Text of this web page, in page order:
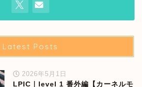
Latest Posts
2026年5月1日
LPIC｜level 1 番外編【カーネルモ